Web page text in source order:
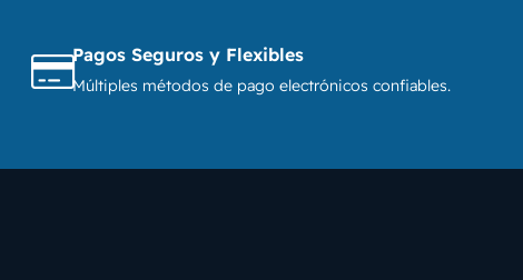
Pagos Seguros y Flexibles
Múltiples métodos de pago electrónicos confiables.